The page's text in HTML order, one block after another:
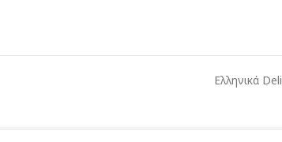
Ελληνικά